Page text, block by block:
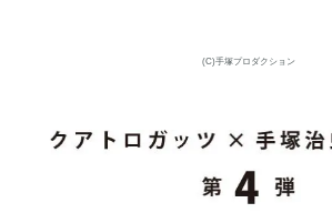
(C)手塚プロダクション